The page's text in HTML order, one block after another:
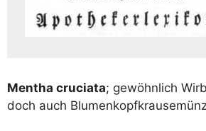
Men­tha cru­cia­ta; gewöhn­lich
doch auch